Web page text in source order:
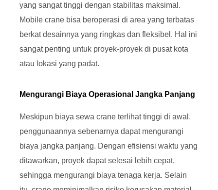
yang sangat tinggi dengan stabilitas maksimal.
Mobile crane bisa beroperasi di area yang terbatas
berkat desainnya yang ringkas dan fleksibel. Hal ini
sangat penting untuk proyek-proyek di pusat kota
atau lokasi yang padat.
Mengurangi Biaya Operasional Jangka Panjang
Meskipun biaya sewa crane terlihat tinggi di awal,
penggunaannya sebenarnya dapat mengurangi
biaya jangka panjang. Dengan efisiensi waktu yang
ditawarkan, proyek dapat selesai lebih cepat,
sehingga mengurangi biaya tenaga kerja. Selain